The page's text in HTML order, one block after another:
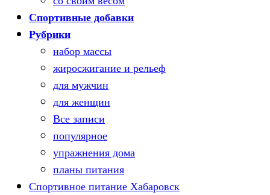
Спортивные добавки
Рубрики
набор массы
жиросжигание и рельеф
для мужчин
для женщин
Все записи
популярное
упражнения дома
планы питания
Спортивное питание Хабаровск